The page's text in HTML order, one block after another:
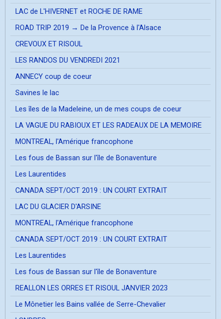
LAC de L'HIVERNET et ROCHE DE RAME
ROAD TRIP 2019 → De la Provence à l'Alsace
CREVOUX ET RISOUL
LES RANDOS DU VENDREDI 2021
ANNECY coup de coeur
Savines le lac
Les îles de la Madeleine, un de mes coups de coeur
LA VAGUE DU RABIOUX ET LES RADEAUX DE LA MEMOIRE
MONTREAL, l'Amérique francophone
Les fous de Bassan sur l'île de Bonaventure
Les Laurentides
CANADA SEPT/OCT 2019 : UN COURT EXTRAIT
LAC DU GLACIER D'ARSINE
MONTREAL, l'Amérique francophone
CANADA SEPT/OCT 2019 : UN COURT EXTRAIT
Les Laurentides
Les fous de Bassan sur l'île de Bonaventure
REALLON LES ORRES ET RISOUL JANVIER 2023
Le Mônetier les Bains vallée de Serre-Chevalier